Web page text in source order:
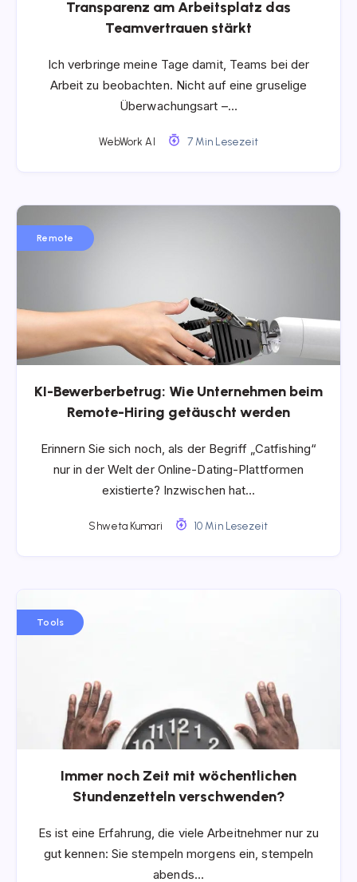
Transparenz am Arbeitsplatz das
Teamvertrauen stärkt
Ich verbringe meine Tage damit, Teams bei der
Arbeit zu beobachten. Nicht auf eine gruselige
Überwachungsart –…
WebWork AI 7 Min Lesezeit
Remote
KI-Bewerberbetrug: Wie Unternehmen beim
Remote-Hiring getäuscht werden
Erinnern Sie sich noch, als der Begriff „Catfishing“
nur in der Welt der Online-Dating-Plattformen
existierte? Inzwischen hat…
Shweta Kumari 10 Min Lesezeit
Tools
Immer noch Zeit mit wöchentlichen
Stundenzetteln verschwenden?
Es ist eine Erfahrung, die viele Arbeitnehmer nur zu
gut kennen: Sie stempeln morgens ein, stempeln
abends…